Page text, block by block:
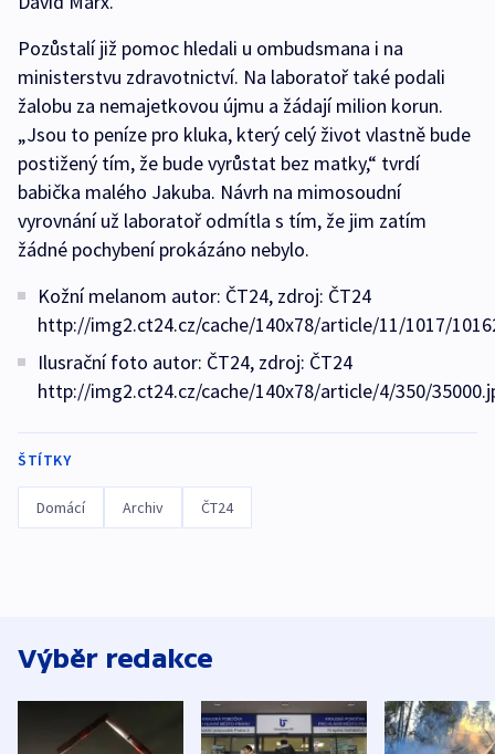
Pozůstalí již pomoc hledali u ombudsmana i na
ministerstvu zdravotnictví. Na laboratoř také podali
žalobu za nemajetkovou újmu a žádají milion korun.
„Jsou to peníze pro kluka, který celý život vlastně bude
postižený tím, že bude vyrůstat bez matky,“ tvrdí
babička malého Jakuba. Návrh na mimosoudní
vyrovnání už laboratoř odmítla s tím, že jim zatím
žádné pochybení prokázáno nebylo.
Kožní melanom autor: ČT24, zdroj: ČT24
http://img2.ct24.cz/cache/140x78/article/11/1017/
Ilusrační foto autor: ČT24, zdroj: ČT24
http://img2.ct24.cz/cache/140x78/article/4/350/
ŠTÍTKY
Domácí Archiv ČT24
Výběr redakce